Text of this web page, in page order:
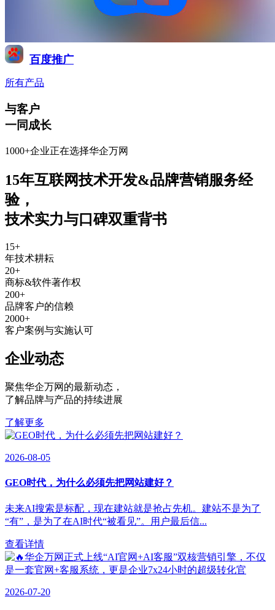
百度推广
所有产品
与客户
一同成长
1000+企业正在选择华企万网
15年互联网技术开发&品牌营销服务经
验，
技术实力与口碑双重背书
15+
年技术耕耘
20+
商标&软件著作权
200+
品牌客户的信赖
2000+
客户案例与实施认可
企业动态
聚焦华企万网的最新动态 ，
了解品牌与产品的持续进展
了解更多
2026-08-05
GEO时代，为什么必须先把网站建好？
未来AI搜索是标配，现在建站就是抢占先机。建站不是为了
“有”，是为了在AI时代“被看见”。用户最后信...
查看详情
2026-07-20